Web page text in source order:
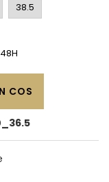
38.5
COS